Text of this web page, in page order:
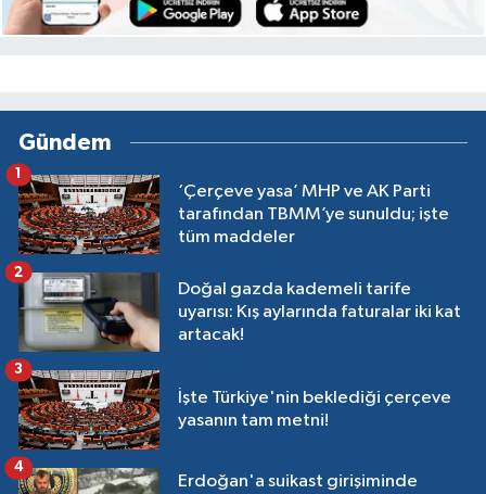
Gündem
‘Çerçeve yasa’ MHP ve AK Parti
tarafından TBMM’ye sunuldu; işte
tüm maddeler
1
Doğal gazda kademeli tarife
uyarısı: Kış aylarında faturalar iki kat
artacak!
2
İşte Türkiye'nin beklediği çerçeve
yasanın tam metni!
3
Erdoğan'a suikast girişiminde
4